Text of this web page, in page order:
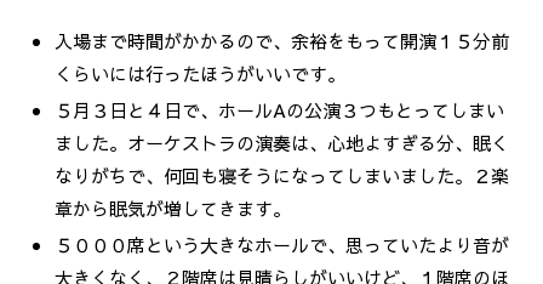
入場まで時間がかかるので、余裕をもって開演１５分前
くらいには行ったほうがいいです。
５月３日と４日で、ホールAの公演３つもとってしまい
ました。オーケストラの演奏は、心地よすぎる分、眠く
なりがちで、何回も寝そうになってしまいました。２楽
章から眠気が増してきます。
５０００席という大きなホールで、思っていたより音が
大きくなく、２階席は見晴らしがいいけど、１階席のほ